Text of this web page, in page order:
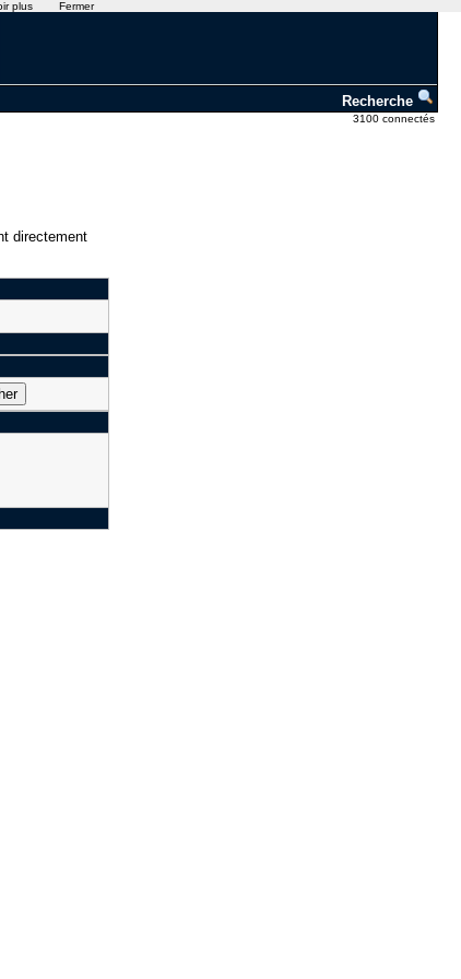
Recherche
3100 connectés
directement
plus Fermer